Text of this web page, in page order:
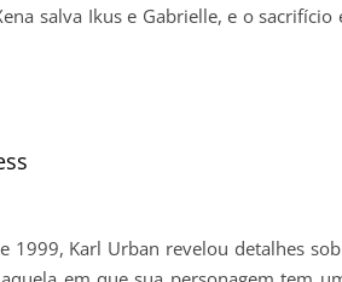
salva Ikus e Gabrielle, e o
1999, Karl Urban revelou detalhes